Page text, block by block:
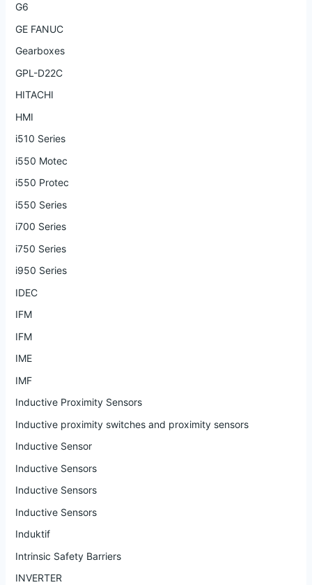
G6
GE FANUC
Gearboxes
GPL-D22C
HITACHI
HMI
i510 Series
i550 Motec
i550 Protec
i550 Series
i700 Series
i750 Series
i950 Series
IDEC
IFM
IFM
IME
IMF
Inductive Proximity Sensors
Inductive proximity switches and proximity sensors
Inductive Sensor
Inductive Sensors
Inductive Sensors
Inductive Sensors
Induktif
Intrinsic Safety Barriers
INVERTER